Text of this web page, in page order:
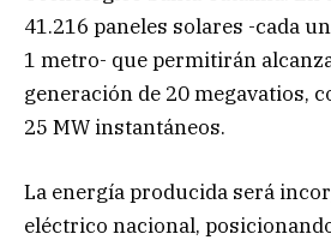
41.216 paneles solares -cada
1 metro- que permitirán
generación de 20 megavatios,
25 MW instantáneos.
La energía producida será
eléctrico nacional,